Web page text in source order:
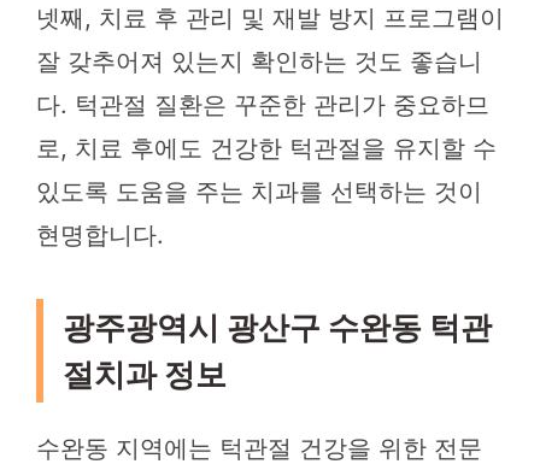
넷째, 치료 후 관리 및 재발 방지 프로그램이
잘 갖추어져 있는지 확인하는 것도 좋습니
다. 턱관절 질환은 꾸준한 관리가 중요하므
로, 치료 후에도 건강한 턱관절을 유지할 수
있도록 도움을 주는 치과를 선택하는 것이
현명합니다.
광주광역시 광산구 수완동 턱관
절치과 정보
수완동 지역에는 턱관절 건강을 위한 전문